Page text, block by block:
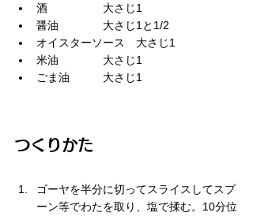
酒　　　　　大さじ1
醤油　　　　大さじ1と1/2
オイスターソース　大さじ1
米油　　　　大さじ1
ごま油　　　大さじ1
つくりかた
ゴーヤを半分に切ってスライスしてスプ
ーン等でわたを取り、塩で揉む。10分位